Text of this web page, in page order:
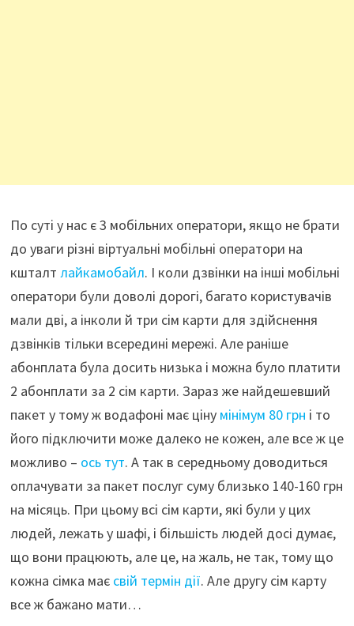
По суті у нас є 3 мобільних оператори, якщо не брати
до уваги різні віртуальні мобільні оператори на
кшталт лайкамобайл. І коли дзвінки на інші мобільні
оператори були доволі дорогі, багато користувачів
мали дві, а інколи й три сім карти для здійснення
дзвінків тільки всередині мережі. Але раніше
абонплата була досить низька і можна було платити
2 абонплати за 2 сім карти. Зараз же найдешевший
пакет у тому ж водафоні має ціну мінімум 80 грн і то
його підключити може далеко не кожен, але все ж це
можливо – ось тут. А так в середньому доводиться
оплачувати за пакет послуг суму близько 140-160 грн
на місяць. При цьому всі сім карти, які були у цих
людей, лежать у шафі, і більшість людей досі думає,
що вони працюють, але це, на жаль, не так, тому що
кожна сімка має свій термін дії. Але другу сім карту
все ж бажано мати…